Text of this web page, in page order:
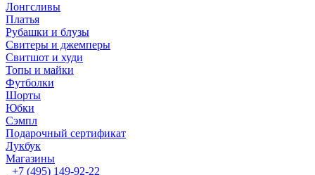
Лонгсливы
Платья
Рубашки и блузы
Свитеры и джемперы
Свитшот и худи
Топы и майки
Футболки
Шорты
Юбки
Сэмпл
Подарочный сертификат
Лукбук
Магазины
+7 (495) 149-92-22